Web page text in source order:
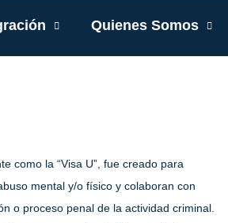
Quienes Somos
como la “Visa U”, fue creado para
mental y/o físico y colaboran con
o proceso penal de la actividad criminal.